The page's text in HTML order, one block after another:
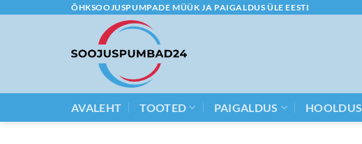
ÕHKSOOJUSPUMPADE MÜÜK JA PAIGALDUS ÜLE EESTI
AVALEHT TOOTED PAIGALDUS HOOLDUS